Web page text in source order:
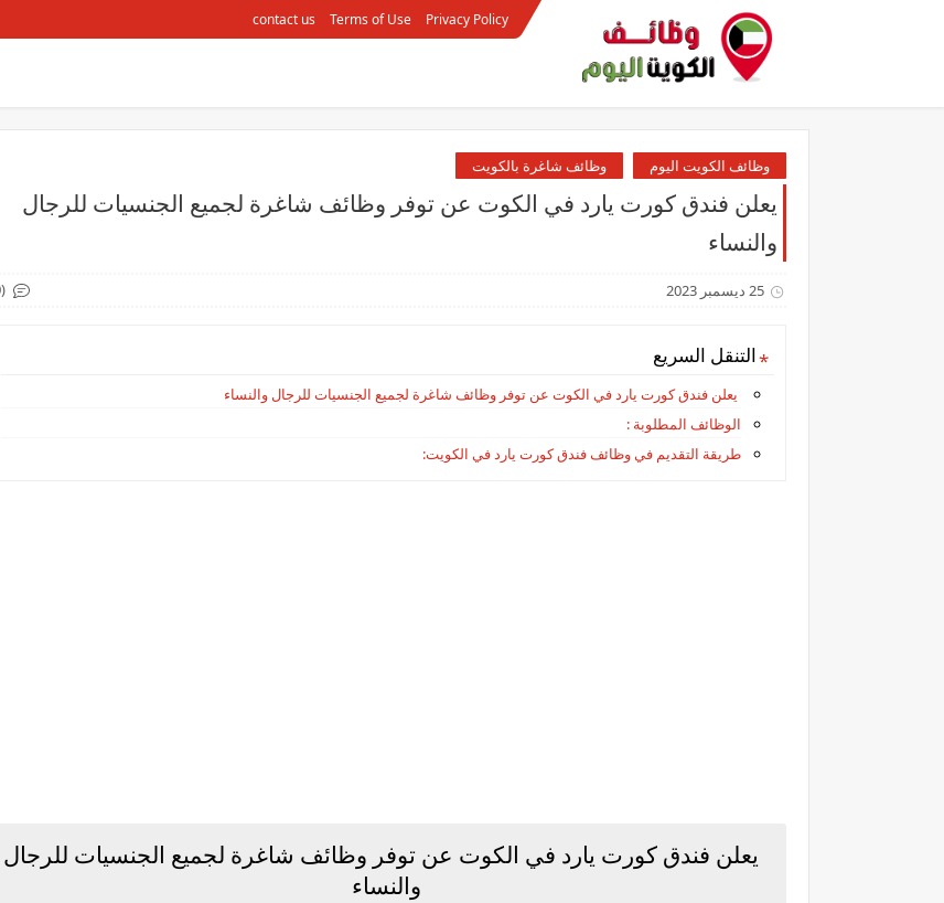
Privacy Policy
Terms of Use
contact us
وظائف الكويت اليوم وظائف شاغرة بالكويت
يعلن فندق كورت يارد في الكوت عن توفر وظائف شاغرة لجميع الجنسيات للرجال
والنساء
25 ديسمبر 2023 (0)
التنقل السريع
يعلن فندق كورت يارد في الكوت عن توفر وظائف شاغرة لجميع الجنسيات للرجال والنساء
الوظائف المطلوبة :
طريقة التقديم في وظائف فندق كورت يارد في الكويت:
يعلن فندق كورت يارد في الكوت عن توفر وظائف شاغرة لجميع الجنسيات للرجال
والنساء